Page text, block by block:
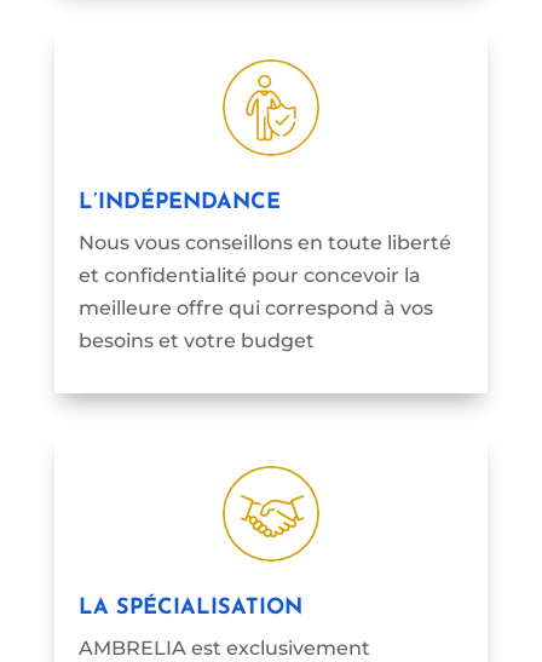
L’INDÉPENDANCE
Nous vous conseillons en toute liberté
et confidentialité pour concevoir la
meilleure offre qui correspond à vos
besoins et votre budget
LA SPÉCIALISATION
AMBRELIA est exclusivement